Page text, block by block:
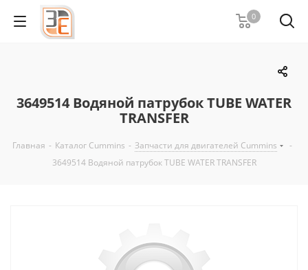
0
3649514 Водяной патрубок TUBE WATER
TRANSFER
Главная - Каталог Cummins - Запчасти для двигателей Cummins
-
3649514 Водяной патрубок TUBE WATER TRANSFER